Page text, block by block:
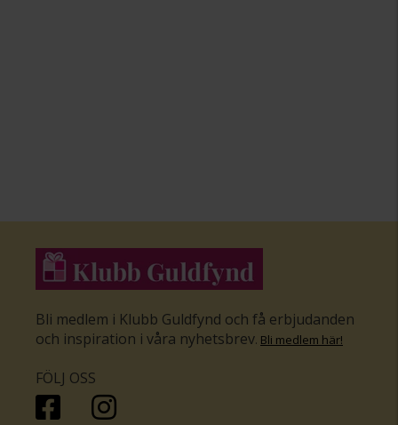
Bli medlem i Klubb Guldfynd och få erbjudanden
och inspiration i våra nyhetsbrev. Bli medlem här!
FÖLJ OSS